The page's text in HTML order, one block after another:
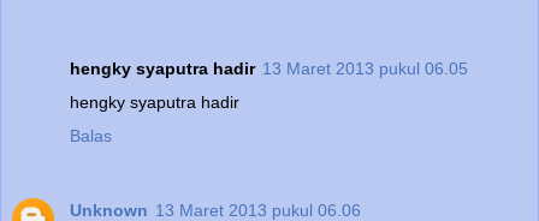
hengky syaputra hadir 13 Maret 2013 pukul 06.05
hengky syaputra hadir
Balas
Unknown 13 Maret 2013 pukul 06.06